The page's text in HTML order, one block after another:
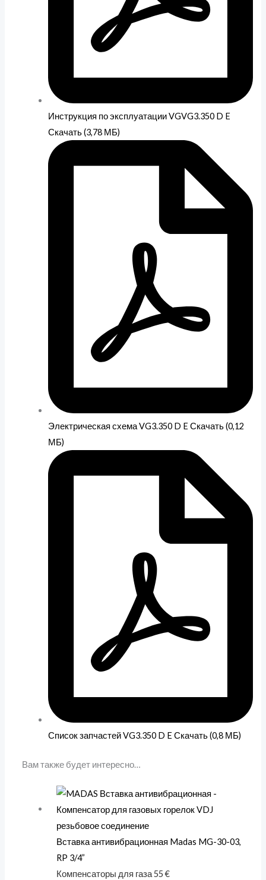
Инструкция по эксплуатации VGVG3.350 D E
Скачать (3,78 МБ)
Электрическая схема VG3.350 D E Скачать (0,12
МБ)
Список запчастей VG3.350 D E Скачать (0,8 МБ)
Вам также будет интересно…
Вставка антивибрационная Madas MG-30-03,
RP 3/4”
Компенсаторы для газа55€